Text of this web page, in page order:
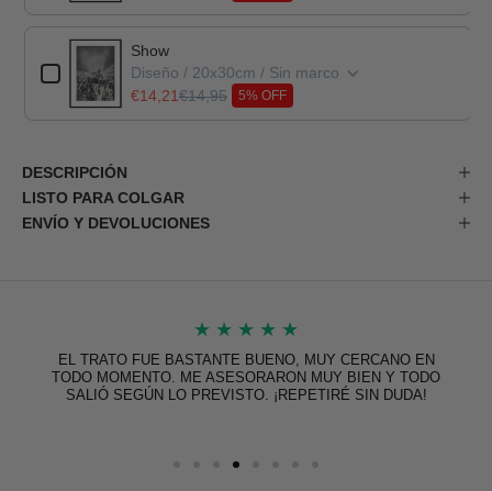
Show
Diseño / 20x30cm / Sin marco
€14,21€14,95 5% OFF
DESCRIPCIÓN
LISTO PARA COLGAR
ENVÍO Y DEVOLUCIONES
★ ★ ★ ★ ★
EL TRATO FUE BASTANTE BUENO, MUY CERCANO EN
TODO MOMENTO. ME ASESORARON MUY BIEN Y TODO
SALIÓ SEGÚN LO PREVISTO. ¡REPETIRÉ SIN DUDA!